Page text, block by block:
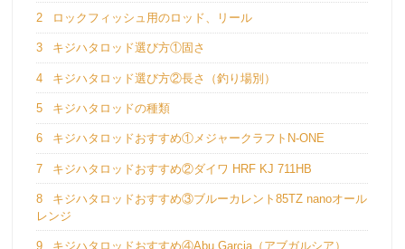
2 ロックフィッシュ用のロッド、リール
3 キジハタロッド選び方①固さ
4 キジハタロッド選び方②長さ（釣り場別）
5 キジハタロッドの種類
6 キジハタロッドおすすめ①メジャークラフトN-ONE
7 キジハタロッドおすすめ②ダイワ HRF KJ 711HB
8
キジハタロッドおすすめ③ブルーカレント85TZ nanoオール
レンジ
9
キジハタロッドおすすめ④Abu Garcia（アブガルシア）